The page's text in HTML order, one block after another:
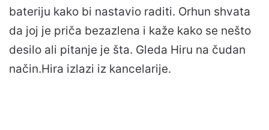
bateriju kako bi nastavio raditi. Orhun shvata
da joj je priča bezazlena i kaže kako se nešto
desilo ali pitanje je šta. Gleda Hiru na čudan
način.Hira izlazi iz kancelarije.